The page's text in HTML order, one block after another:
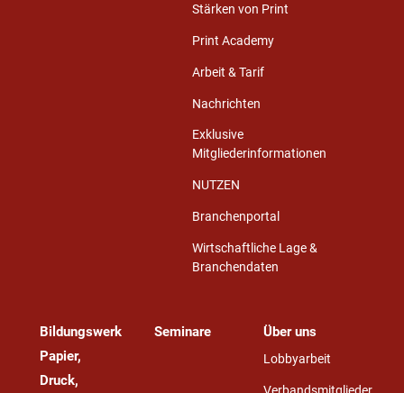
Stärken von Print
Print Academy
Arbeit & Tarif
Nachrichten
Exklusive
Mitgliederinformationen
NUTZEN
Branchenportal
Wirtschaftliche Lage &
Branchendaten
Bildungswerk
Papier,
Druck,
Seminare Über uns
Lobbyarbeit